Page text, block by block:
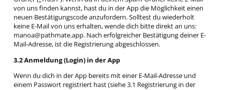
von uns finden kannst, hast du in der App die Möglichkeit einen
neuen Bestätigungscode anzufordern. Solltest du wiederholt
keine E-Mail von uns erhalten, wende dich bitte direkt an uns:
manoa@pathmate.app. Nach erfolgreicher Bestätigung deiner E-
Mail-Adresse, ist die Registrierung abgeschlossen.
3.2 Anmeldung (Login) in der App
Wenn du dich in der App bereits mit einer E-Mail-Adresse und
einem Passwort registriert hast (siehe 3.1 Registrierung in der